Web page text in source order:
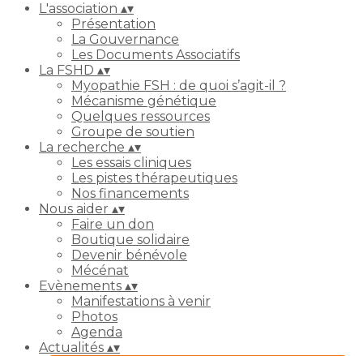
L'association ▴▾
Présentation
La Gouvernance
Les Documents Associatifs
La FSHD ▴▾
Myopathie FSH : de quoi s’agit-il ?
Mécanisme génétique
Quelques ressources
Groupe de soutien
La recherche ▴▾
Les essais cliniques
Les pistes thérapeutiques
Nos financements
Nous aider ▴▾
Faire un don
Boutique solidaire
Devenir bénévole
Mécénat
Evènements ▴▾
Manifestations à venir
Photos
Agenda
Actualités ▴▾